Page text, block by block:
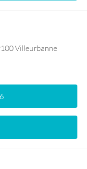
Villeurbanne